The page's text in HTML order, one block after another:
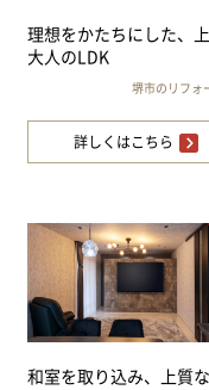
理想をかたちにした、
大人のLDK
堺市のリフォ
詳しくはこちら
和室を取り込み、上質